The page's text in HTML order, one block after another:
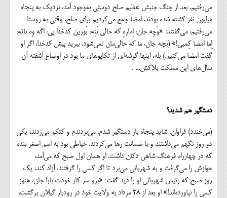
می‌رفتیم. بعد از جنگ جنبش عظیم صلح دوستی به‌وجود آمد، نزدیک به پنجاه
میلیون نفر کشته شده بودند. امضا جمع می‌کردیم برای صلح. وقتی به روستا
می‌رفتیم، می‌گفتند: «وَچِه جان، اِمارهِ که حالی نَنِه، بُورین کدخدا پی، اگه وِه باته،
اِما امضا کِمبی!» (بچه‌ جان، ما که حالی‌مان نمی‌شود. ببرید پیش کدخدا، اگر او
گفت امضا می‌کنیم.) بله، اینها گوشه‌ای از تکاپوهای ما بود در اوضاع آشفته آن
سال‌های این مملکت بلاکش... .
دستگیر هم ‌شدید؟
(می‌خندد) فراوان. شاید پنجاه بار دستگیر شدم. می‌بردندم و کتکم می‌زدند، یکی
دو روز نگهم می‌داشتند و با ضمانت رها می‌کردند. خیاطی بود به اسم اصغر بنده
که در چهارراه فرهنگ شاهی دکان داشت. او همان اول صبح که می‌آمد،
جوازش را می‌گرفت و به شهربانی می‌برد تا اگر کسی را گرفتند، آزاد کند. یک
روز صبح که رئیس شهربانی او را دید گفت: «برو سر کار خودت بابا جان، هنوز
کسی را نیاورده‌اند!» او بعد از ۲۸ مرداد به ولایت خود در رودبار گیلان برگشت.